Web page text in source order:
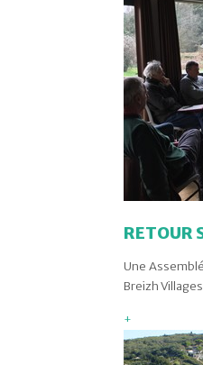
RETOUR
Une
Breizh
+